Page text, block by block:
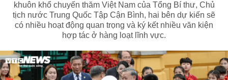
khuôn khổ chuyến thăm Việt Nam của Tổng Bí thư, Chủ
tịch nước Trung Quốc Tập Cận Bình, hai bên dự kiến sẽ
có nhiều hoạt động quan trọng và ký kết nhiều văn kiện
hợp tác ở hàng loạt lĩnh vực.